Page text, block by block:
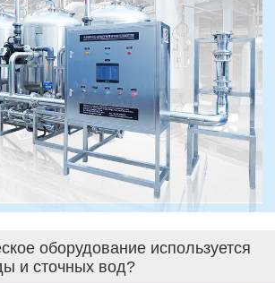
оборудование используется
и сточных вод?